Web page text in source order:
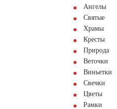
Ангелы
Святые
Храмы
Кресты
Природа
Веточки
Виньетки
Свечки
Цветы
Рамки